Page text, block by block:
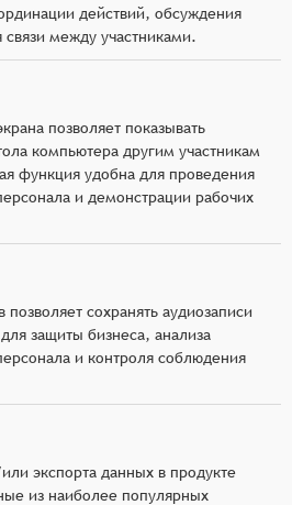
действий, обсуждения
между участниками.
позволяет показывать
компьютера другим участникам
функция удобна для проведения
и демонстрации рабочих
сохранять аудиозаписи
защиты бизнеса, анализа
и контроля соблюдения
экспорта данных в продукте
из наиболее популярных